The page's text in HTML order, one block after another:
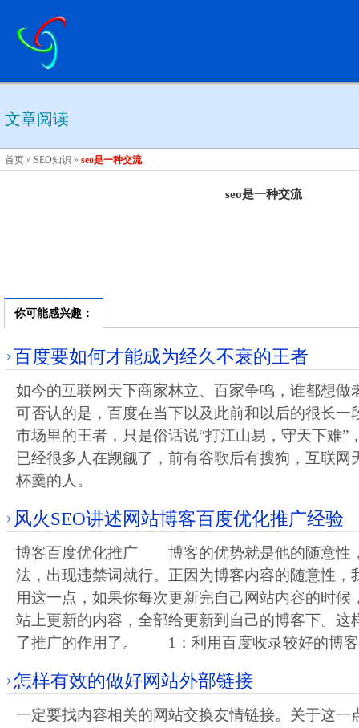
文章阅读
首页 » SEO知识 » seo是一种交流
seo是一种交流
你可能感兴趣：
百度要如何才能成为经久不衰的王者
如今的互联网天下商家林立、百家争鸣，谁都想做
可否认的是，百度在当下以及此前和以后的很长一
市场里的王者，只是俗话说“打江山易，守天下难”
已经很多人在觊觎了，前有谷歌后有搜狗，互联网
杯羹的人。
风火SEO讲述网站博客百度优化推广经验
博客百度优化推广 博客的优势就是他的随意性
法，出现违禁词就行。正因为博客内容的随意性，
用这一点，如果你每次更新完自己网站内容的时候
站上更新的内容，全部给更新到自己的博客下。这
了推广的作用了。 1：利用百度收录较好的博
怎样有效的做好网站外部链接
一定要找内容相关的网站交换友情链接。关于这一